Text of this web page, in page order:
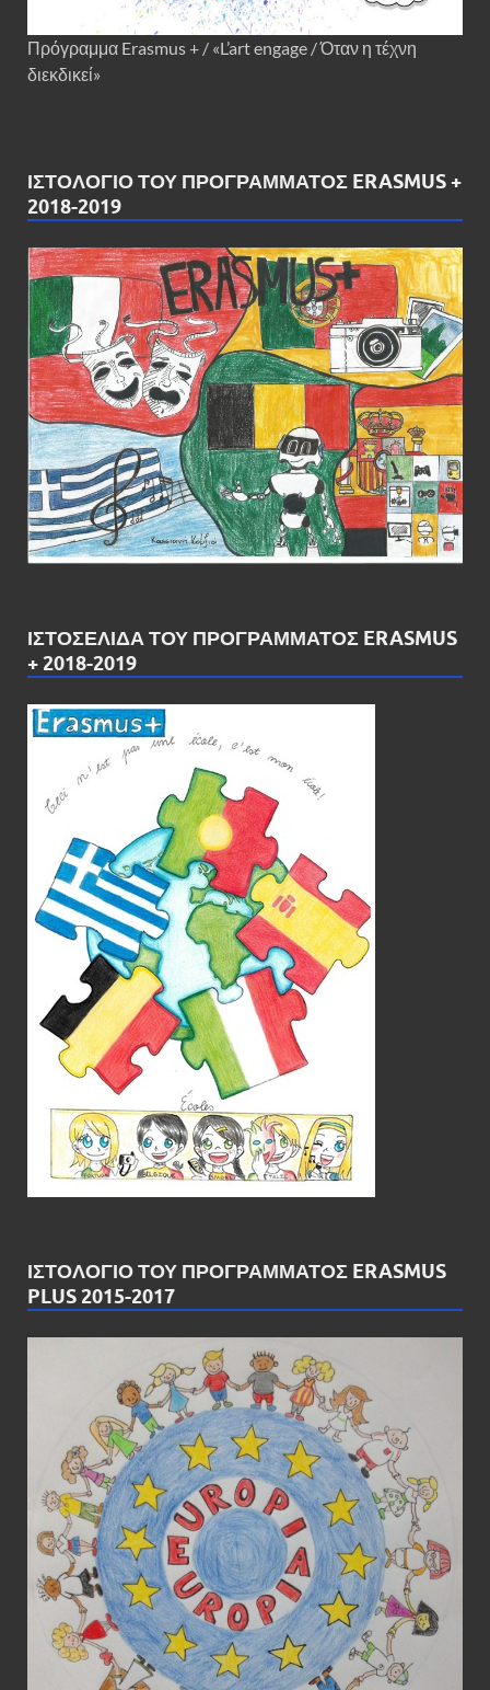
Πρόγραμμα Erasmus + / «L’art engage / Όταν η τέχνη
διεκδικεί»
ΙΣΤΟΛΌΓΙΟ ΤΟΥ ΠΡΟΓΡΆΜΜΑΤΟΣ ERASMUS +
2018-2019
ΙΣΤΟΣΕΛΊΔΑ ΤΟΥ ΠΡΟΓΡΆΜΜΑΤΟΣ ERASMUS
+ 2018-2019
ΙΣΤΟΛΌΓΙΟ ΤΟΥ ΠΡΟΓΡΆΜΜΑΤΟΣ ERASMUS
PLUS 2015-2017